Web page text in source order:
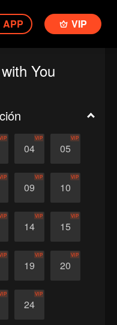
APP VIP
You
04
VIP
05
VIP
09
VIP
10
VIP
14
VIP
15
VIP
19
VIP
20
VIP
24
VIP